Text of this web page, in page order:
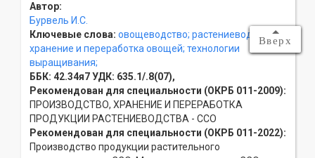
Автор:
Бурвель И.С.
Ключевые слова: овощеводство; растениеводство;
хранение и переработка овощей; технологии
выращивания;
ББК: 42.34я7УДК: 635.1/.8(07),
Рекомендован для специальности (ОКРБ 011-2009):
ПРОИЗВОДСТВО, ХРАНЕНИЕ И ПЕРЕРАБОТКА
ПРОДУКЦИИ РАСТЕНИЕВОДСТВА - ССO
Рекомендован для специальности (ОКРБ 011-2022):
Производство продукции растительного
Вверх